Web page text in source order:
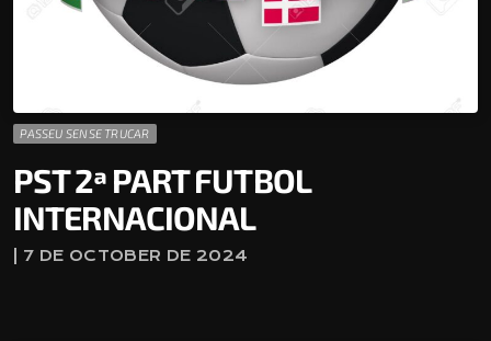
PASSEU SENSE TRUCAR
PST 2ª PART FUTBOL
INTERNACIONAL
| 7 DE OCTOBER DE 2024